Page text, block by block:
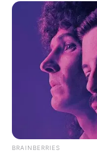
6ème: 8
7ème: 6
Le regret ou en cas
Une quarantaine
PMU à consulter
Synthèse
en 5 chevaux
BRAINBERRIES